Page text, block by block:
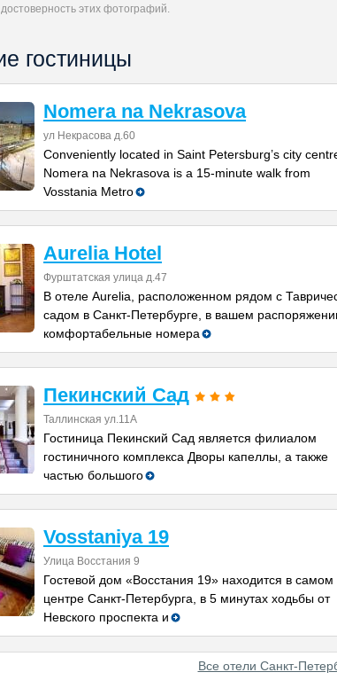
этих фотографий.
гостиницы
Nomera na Nekrasova
ул Некрасова д.60
Conveniently located in Saint Petersburg’s city
Nomera na Nekrasova is a 15-minute walk from
Vosstania Metro
Aurelia Hotel
Фурштатская улица д.47
В отеле Aurelia, расположенном рядом с
садом в Санкт-Петербурге, в вашем
комфортабельные номера
Пекинский Сад
Таллинская ул.11А
Гостиница Пекинский Сад является филиалом
гостиничного комплекса Дворы капеллы, а также
частью большого
Vosstaniya 19
Улица Восстания 9
Гостевой дом «Восстания 19» находится в самом
центре Санкт-Петербурга, в 5 минутах ходьбы от
Невского проспекта и
Все отели Санкт-